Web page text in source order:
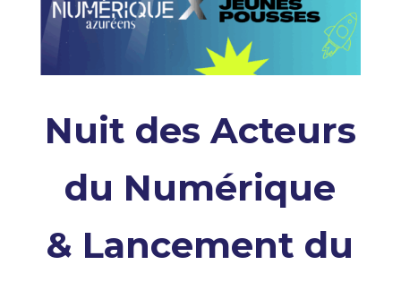
Nuit des Acteurs
du Numérique
& Lancement du